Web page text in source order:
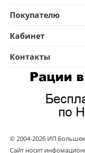
Покупателю
Кабинет
Контакты
© 2004-2026 ИП
Сайт носит